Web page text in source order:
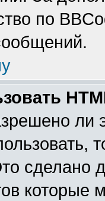
по
сделано